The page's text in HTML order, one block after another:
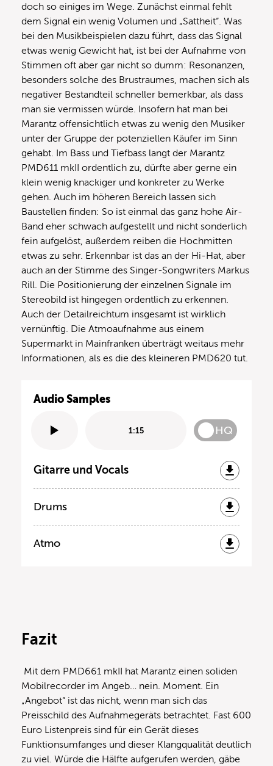
doch so einiges im Wege. Zunächst einmal fehlt
dem Signal ein wenig Volumen und „Sattheit“. Was
bei den Musikbeispielen dazu führt, dass das Signal
etwas wenig Gewicht hat, ist bei der Aufnahme von
Stimmen oft aber gar nicht so dumm: Resonanzen,
besonders solche des Brustraumes, machen sich als
negativer Bestandteil schneller bemerkbar, als dass
man sie vermissen würde. Insofern hat man bei
Marantz offensichtlich etwas zu wenig den Musiker
unter der Gruppe der potenziellen Käufer im Sinn
gehabt. Im Bass und Tiefbass langt der Marantz
PMD611 mkII ordentlich zu, dürfte aber gerne ein
klein wenig knackiger und konkreter zu Werke
gehen. Auch im höheren Bereich lassen sich
Baustellen finden: So ist einmal das ganz hohe Air-
Band eher schwach aufgestellt und nicht sonderlich
fein aufgelöst, außerdem reiben die Hochmitten
etwas zu sehr. Erkennbar ist das an der Hi-Hat, aber
auch an der Stimme des Singer-Songwriters Markus
Rill. Die Positionierung der einzelnen Signale im
Stereobild ist hingegen ordentlich zu erkennen.
Auch der Detailreichtum insgesamt ist wirklich
vernünftig. Die Atmoaufnahme aus einem
Supermarkt in Mainfranken überträgt weitaus mehr
Informationen, als es die des kleineren PMD620 tut.
Audio Samples
1:15 HQ
Gitarre und Vocals
Drums
Atmo
Fazit
Mit dem PMD661 mkII hat Marantz einen soliden
Mobilrecorder im Angeb… nein. Moment. Ein
„Angebot“ ist das nicht, wenn man sich das
Preisschild des Aufnahmegeräts betrachtet. Fast 600
Euro Listenpreis sind für ein Gerät dieses
Funktionsumfanges und dieser Klangqualität deutlich
zu viel. Würde die Hälfte aufgerufen werden, gäbe